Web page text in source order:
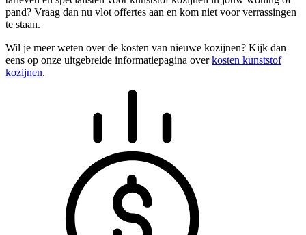
pand? Vraag dan nu vlot offertes aan en kom niet voor verrassingen
te staan.
Wil je meer weten over de kosten van nieuwe kozijnen? Kijk dan
eens op onze uitgebreide informatiepagina overkosten kunststof
kozijnen.